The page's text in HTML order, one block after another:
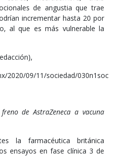
de angustia que trae
incrementar hasta 20 por
al que es más vulnerable la
2020/09/11/sociedad/030n1soc
de AstraZeneca a vacuna
la farmacéutica británica
ensayos en fase clínica 3 de